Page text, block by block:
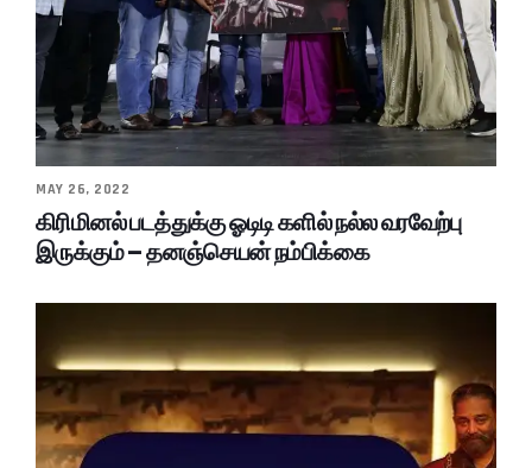
MAY 26, 2022
கிரிமினல் படத்துக்கு ஓடிடி களில் நல்ல வரவேற்பு
இருக்கும் – தனஞ்செயன் நம்பிக்கை